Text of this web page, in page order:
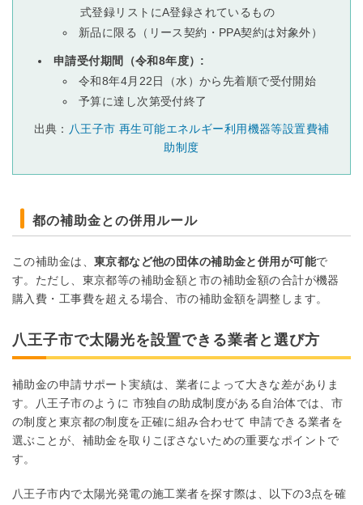
式登録リストにA登録されているもの
新品に限る（リース契約・PPA契約は対象外）
申請受付期間（令和8年度）:
令和8年4月22日（水）から先着順で受付開始
予算に達し次第受付終了
出典： 八王子市 再生可能エネルギー利用機器等設置費補
助制度
都の補助金との併用ルール
この補助金は、 東京都など他の団体の補助金と併用が可能で
す。ただし、東京都等の補助金額と市の補助金額の合計が機器
購入費・工事費を超える場合、市の補助金額を調整します。
八王子市で太陽光を設置できる業者と選び方
補助金の申請サポート実績は、業者によって大きな差がありま
す。八王子市のように 市独自の助成制度がある自治体では、市
の制度と東京都の制度を正確に組み合わせて 申請できる業者を
選ぶことが、補助金を取りこぼさないための重要なポイントで
す。
八王子市内で太陽光発電の施工業者を探す際は、以下の3点を確